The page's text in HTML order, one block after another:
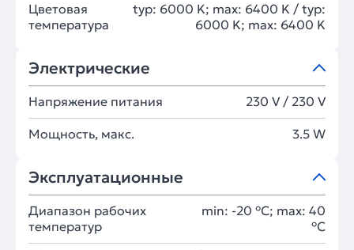
Цветовая
температура
typ: 6000 K; max: 6400 K / typ:
6000 K; max: 6400 K
Электрические
Напряжение питания 230 V / 230 V
Мощность, макс. 3.5 W
Эксплуатационные
Диапазон рабочих
температур
min: -20 °C; max: 40
°C